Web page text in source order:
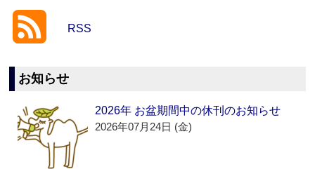
RSS
お知らせ
2026年 お盆期間中の休刊のお知らせ
2026年07月24日 (金)